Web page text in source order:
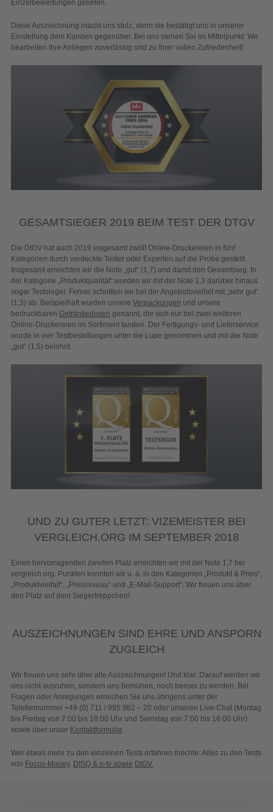
Einzelbewertungen gebeten.
Diese Auszeichnung macht uns stolz, denn sie bestätigt uns in unserer
Einstellung dem Kunden gegenüber. Bei uns stehen Sie im Mittelpunkt: Wir
bearbeiten Ihre Anliegen zuverlässig und zu Ihrer vollen Zufriedenheit!
GESAMTSIEGER 2019 BEIM TEST DER DTGV
Die DtGV hat auch 2019 insgesamt zwölf Online-Druckereien in fünf
Kategorien durch verdeckte Tester oder Experten auf die Probe gestellt.
Insgesamt erreichten wir die Note „gut“ (1,7) und damit den Gesamtsieg. In
der Kategorie „Produktqualität“ wurden wir mit der Note 1,3 darüber hinaus
sogar Testsieger. Ferner schnitten wir bei der Angebotsvielfalt mit „sehr gut“
(1,3) ab. Beispielhaft wurden unsere Verpackungen und unsere
bedruckbaren Getränkedosen genannt, die sich nur bei zwei weiteren
Online-Druckereien im Sortiment fanden. Der Fertigungs- und Lieferservice
wurde in vier Testbestellungen unter die Lupe genommen und mit der Note
„gut“ (1,5) belohnt.
UND ZU GUTER LETZT: VIZEMEISTER BEI
VERGLEICH.ORG IM SEPTEMBER 2018
Einen hervorragenden zweiten Platz erreichten wir mit der Note 1,7 bei
vergleich.org. Punkten konnten wir u. a. in den Kategorien „Produkt & Preis“,
„Produktvielfalt“, „Preisniveau“ und „E-Mail-Support“. Wir freuen uns über
den Platz auf dem Siegertreppchen!
AUSZEICHNUNGEN SIND EHRE UND ANSPORN
ZUGLEICH
Wir freuen uns sehr über alle Auszeichnungen! Und klar: Darauf werden wir
uns nicht ausruhen, sondern uns bemühen, noch besser zu werden. Bei
Fragen oder Anregungen erreichen Sie uns übrigens unter der
Telefonnummer +49 (0) 711 / 995 982 – 20 oder unseren Live-Chat (Montag
bis Freitag von 7:00 bis 18:00 Uhr und Samstag von 7:00 bis 16:00 Uhr)
sowie über unser Kontaktformular.
Wer etwas mehr zu den einzelnen Tests erfahren möchte: Alles zu den Tests
von Focus-Money, DISQ & n-tv sowie DtGV.